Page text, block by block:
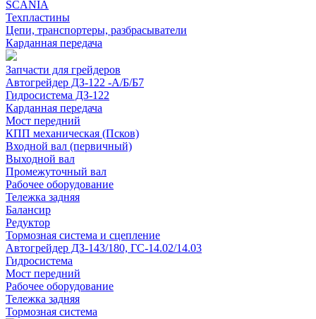
SCANIA
Техпластины
Цепи, транспортеры, разбрасыватели
Карданная передача
Запчасти для грейдеров
Автогрейдер ДЗ-122 -А/Б/Б7
Гидросистема ДЗ-122
Карданная передача
Мост передний
КПП механическая (Псков)
Входной вал (первичный)
Выходной вал
Промежуточный вал
Рабочее оборудование
Тележка задняя
Балансир
Редуктор
Тормозная система и сцепление
Автогрейдер ДЗ-143/180, ГС-14.02/14.03
Гидросистема
Мост передний
Рабочее оборудование
Тележка задняя
Тормозная система